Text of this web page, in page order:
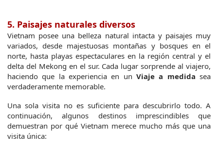
5. Paisajes naturales diversos
Vietnam posee una belleza natural intacta y paisajes muy
variados, desde majestuosas montañas y bosques en el
norte, hasta playas espectaculares en la región central y el
delta del Mekong en el sur. Cada lugar sorprende al viajero,
haciendo que la experiencia en un Viaje a medida sea
verdaderamente memorable.
Una sola visita no es suficiente para descubrirlo todo. A
continuación, algunos destinos imprescindibles que
demuestran por qué Vietnam merece mucho más que una
visita única: